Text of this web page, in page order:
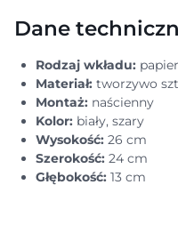
Dane
Rodzaj wkładu:
Materiał: tworzywo
Montaż: naścienny
Kolor: biały, szary
Wysokość: 26 cm
Szerokość: 24 cm
Głębokość: 13 cm